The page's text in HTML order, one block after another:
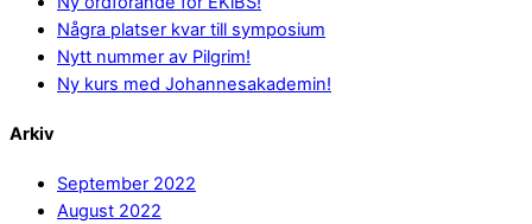
Några platser kvar till symposium
Nytt nummer av Pilgrim!
Ny kurs med Johannesakademin!
Arkiv
September 2022
August 2022